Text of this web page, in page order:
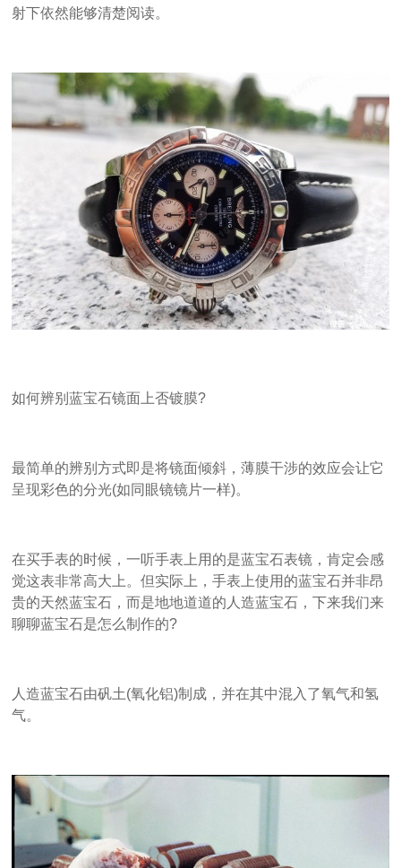
射下依然能够清楚阅读。
如何辨别蓝宝石镜面上否镀膜?
最简单的辨别方式即是将镜面倾斜，薄膜干涉的效应会让它
呈现彩色的分光(如同眼镜镜片一样)。
在买手表的时候，一听手表上用的是蓝宝石表镜，肯定会感
觉这表非常高大上。但实际上，手表上使用的蓝宝石并非昂
贵的天然蓝宝石，而是地地道道的人造蓝宝石，下来我们来
聊聊蓝宝石是怎么制作的?
人造蓝宝石由矾土(氧化铝)制成，并在其中混入了氧气和氢
气。